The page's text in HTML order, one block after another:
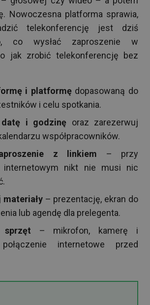
Nowoczesna platforma sprawia,
telekonferencję jest dziś
co wysłać zaproszenie w
jak zrobić telekonferencję bez
i platformędopasowaną do
i celu spotkania.
datę i godzinę oraz zarezerwuj
współpracowników.
z linkiem – przy
internetowym nikt nie musi nic
– prezentację, ekran do
lub agendę dla prelegenta.
sprzęt – mikrofon, kamerę i
internetowe przed